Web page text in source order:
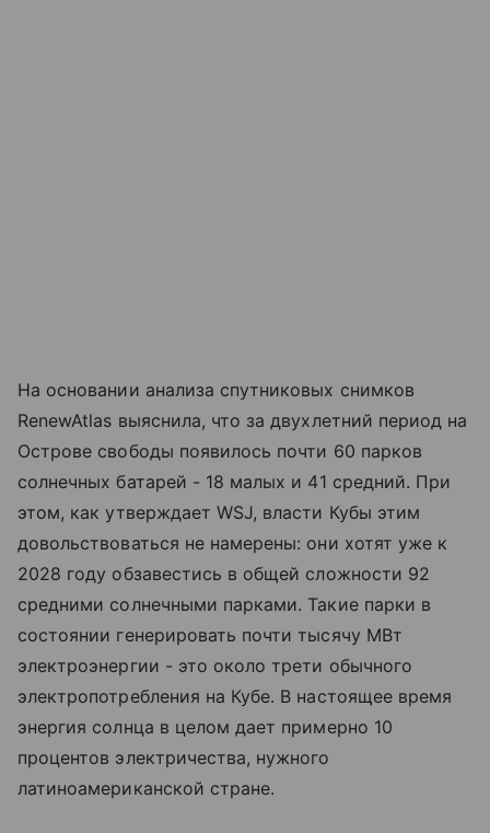
На основании анализа спутниковых снимков
RenewAtlas выяснила, что за двухлетний период на
Острове свободы появилось почти 60 парков
солнечных батарей - 18 малых и 41 средний. При
этом, как утверждает WSJ, власти Кубы этим
довольствоваться не намерены: они хотят уже к
2028 году обзавестись в общей сложности 92
средними солнечными парками. Такие парки в
состоянии генерировать почти тысячу МВт
электроэнергии - это около трети обычного
электропотребления на Кубе. В настоящее время
энергия солнца в целом дает примерно 10
процентов электричества, нужного
латиноамериканской стране.